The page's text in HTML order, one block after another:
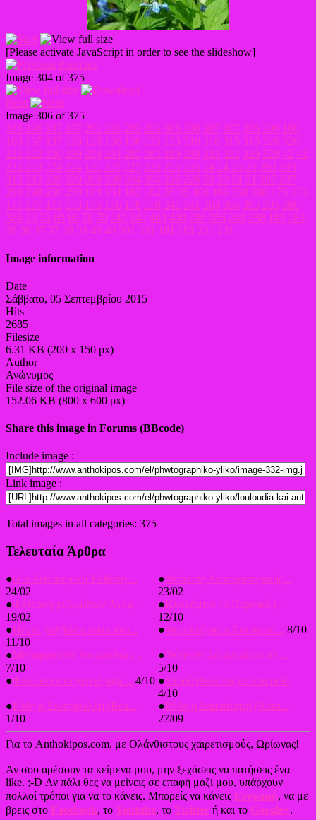
[Please activate JavaScript in order to see the slideshow]
Previous
Image 304 of 375
Next
Image 306 of 375
336 336 337 337 291 291 293 293 306 306 307 307 396 396 160
160 137 137 128 128 136 136 133 133 318 318 315 315 326 326
222 222 330 330 284 284 285 285 289 289 333 333 329 329 42 42
223 223 224 224 121 121 225 225 255 255 24 24 25 25 393 393
313 313 320 320 398 398 394 394 226 226 59 59 51 51 297 297
298 298 250 250 184 184 182 182 35 35 406 406 388 388 175 175
177 177 173 173 176 176 178 178 341 341 304 304 305 305 386
386 23 23 69 69 70 70 242 242 400 400 286 286 288 288 183 183
38 38 37 37 39 39 40 40 301 301 181 181 231 231
Image information
Date
Σάββατο, 05 Σεπτεμβρίου 2015
Hits
2685
Filesize
6.31 KB (200 x 150 px)
Author
Ανώνυμος
File size of the original image
152.06 KB (800 x 600 px)
Share this image in Forums (BBcode)
Include image :
Link image :
Total images in all categories: 375
Τελευταία Άρθρα
●66η Ανθοκομική Έκθεση ...
24/02
●Φύτευση Αυτοκρατορικής...
23/02
●Φύτευση ριζωμάτων Aνεμ...
19/02
●Κυκλάμινο το Περσικό (...
12/10
●Πέντε βολβώδη λουλούδι...
11/10
●Φριτιλλάρια η Αυτοκρατ... 8/10
●Μεταφύτευση λουλουδιών...
7/10
●Φύτευση λουλουδιών σε ...
5/10
●Φύτευση στα γυμνόριζα ... 4/10 ●Σπορά βιολέτας σε σπορείο
4/10
●Ρόδη η Εκατόφυλλη (Ros...
1/10
●Ρόδη η Δαμασκηνή (Rosa...
27/09
Για το Anthokipos.com, με Ολάνθιστους χαιρετισμούς, Ωρίωνας!
Αν σου αρέσουν τα κείμενα μου, μην ξεχάσεις να πατήσεις ένα
like. ;-D Αν πάλι θες να μείνεις σε επαφή μαζί μου, υπάρχουν
πολλοί τρόποι για να το κάνεις. Μπορείς να κάνεις Εγγραφή, να με
βρεις στο Facebook, το Youtube, το Twitter ή και το Google+.